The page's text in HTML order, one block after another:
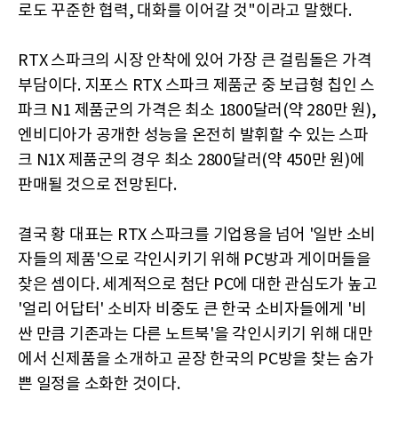
로도 꾸준한 협력, 대화를 이어갈 것"이라고 말했다.
RTX 스파크의 시장 안착에 있어 가장 큰 걸림돌은 가격
부담이다. 지포스 RTX 스파크 제품군 중 보급형 칩인 스
파크 N1 제품군의 가격은 최소 1800달러(약 280만 원),
엔비디아가 공개한 성능을 온전히 발휘할 수 있는 스파
크 N1X 제품군의 경우 최소 2800달러(약 450만 원)에
판매될 것으로 전망된다.
결국 황 대표는 RTX 스파크를 기업용을 넘어 '일반 소비
자들의 제품'으로 각인시키기 위해 PC방과 게이머들을
찾은 셈이다. 세계적으로 첨단 PC에 대한 관심도가 높고
'얼리 어답터' 소비자 비중도 큰 한국 소비자들에게 '비
싼 만큼 기존과는 다른 노트북'을 각인시키기 위해 대만
에서 신제품을 소개하고 곧장 한국의 PC방을 찾는 숨가
쁜 일정을 소화한 것이다.